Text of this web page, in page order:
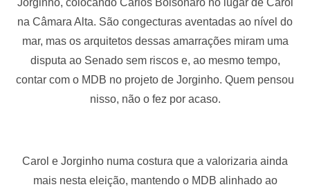
na Câmara Alta. São congecturas aventadas ao nível do
mar, mas os arquitetos dessas amarrações miram uma
disputa ao Senado sem riscos e, ao mesmo tempo,
contar com o MDB no projeto de Jorginho. Quem pensou
nisso, não o fez por acaso.
Carol e Jorginho numa costura que a valorizaria ainda
mais nesta eleição, mantendo o MDB alinhado ao